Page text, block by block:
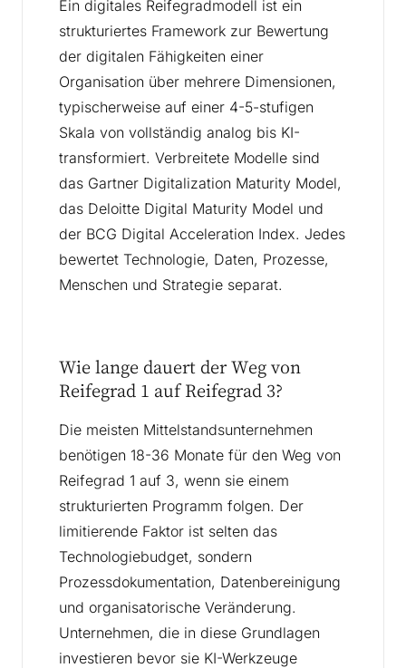
Ein digitales Reifegradmodell ist ein
strukturiertes Framework zur Bewertung
der digitalen Fähigkeiten einer
Organisation über mehrere Dimensionen,
typischerweise auf einer 4-5-stufigen
Skala von vollständig analog bis KI-
transformiert. Verbreitete Modelle sind
das Gartner Digitalization Maturity Model,
das Deloitte Digital Maturity Model und
der BCG Digital Acceleration Index. Jedes
bewertet Technologie, Daten, Prozesse,
Menschen und Strategie separat.
Wie lange dauert der Weg von
Reifegrad 1 auf Reifegrad 3?
Die meisten Mittelstandsunternehmen
benötigen 18-36 Monate für den Weg von
Reifegrad 1 auf 3, wenn sie einem
strukturierten Programm folgen. Der
limitierende Faktor ist selten das
Technologiebudget, sondern
Prozessdokumentation, Datenbereinigung
und organisatorische Veränderung.
Unternehmen, die in diese Grundlagen
investieren bevor sie KI-Werkzeuge